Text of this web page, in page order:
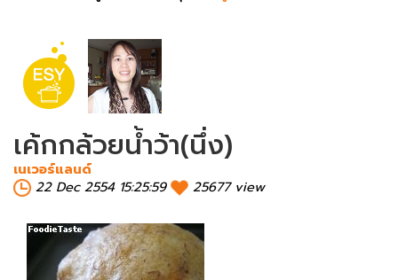
เค้กกล้วยน้ำว้า(นึ่ง)
เนเวอร์แลนด์
22 Dec 2554 15:25:59
25677 view